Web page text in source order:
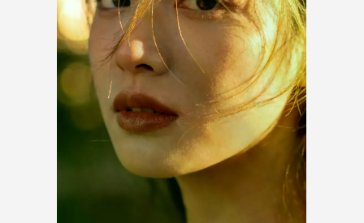
Template
Avatar Video